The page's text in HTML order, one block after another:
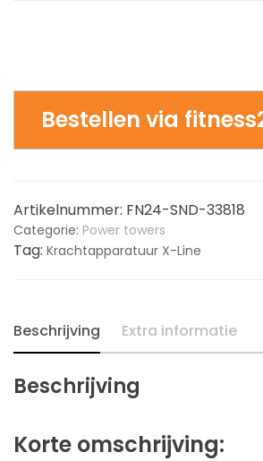
Bestellen via
Artikelnummer: FN24-SND-33818
Categorie: Power towers
Tag: Krachtapparatuur X-Line
Beschrijving Extra informatie
Beschrijving
Korte omschrijving: